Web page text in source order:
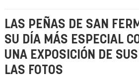
LAS PEÑAS DE SAN
SU DÍA MÁS ESPECIAL
UNA EXPOSICIÓN DE
LAS FOTOS